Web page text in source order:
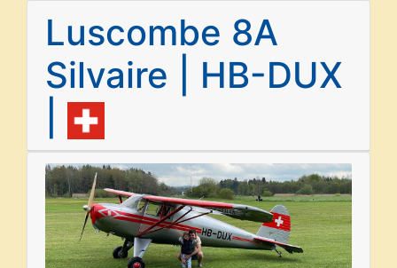
Luscombe 8A
Silvaire | HB-DUX